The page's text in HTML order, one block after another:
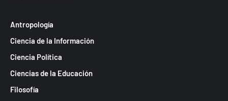
Antropología
Ciencia de la Información
Ciencia Política
Ciencias de la Educación
Filosofía